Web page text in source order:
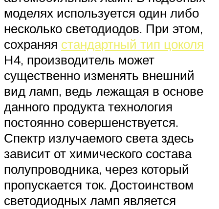
моделях используется один либо
несколько светодиодов. При этом,
сохраняя стандартный тип цоколя
H4, производитель может
существенно изменять внешний
вид ламп, ведь лежащая в основе
данного продукта технология
постоянно совершенствуется.
Спектр излучаемого света здесь
зависит от химического состава
полупроводника, через который
пропускается ток. Достоинством
светодиодных ламп является